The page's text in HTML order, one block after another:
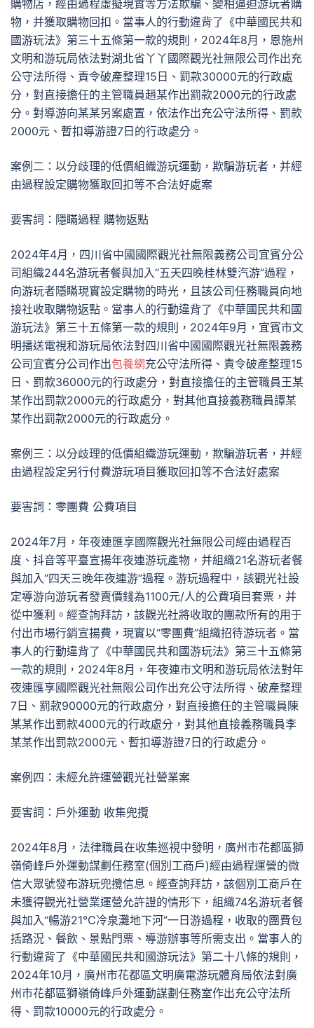
購物店，經由過程虛擬現實等方法欺騙、變相逼迫游玩者購
物，并獲取購物回扣。當事人的行動違背了《中華國民共和
國游玩法》第三十五條第一款的規則，2024年8月，恩施州
文明和游玩局依法對湖北省丫丫國際觀光社無限公司作出充
公守法所得、責令破產整理15日、罰款30000元的行政處
分，對直接擔任的主管職員趙某作出罰款2000元的行政處
分。對導游向某某另案處置，依法作出充公守法所得、罰款
2000元、暫扣導游證7日的行政處分。
案例二：以分歧理的低價組織游玩運動，欺騙游玩者，并經
由過程設定購物獲取回扣等不合法好處案
要害詞：隱瞞過程 購物返點
2024年4月，四川省中國國際觀光社無限義務公司宜賓分公
司組織244名游玩者餐與加入“五天四晚桂林雙汽游”過程，
向游玩者隱瞞現實設定購物的時光，且該公司任務職員向地
接社收取購物返點。當事人的行動違背了《中華國民共和國
游玩法》第三十五條第一款的規則，2024年9月，宜賓市文
明播送電視和游玩局依法對四川省中國國際觀光社無限義務
公司宜賓分公司作出包養網充公守法所得、責令破產整理15
日、罰款36000元的行政處分，對直接擔任的主管職員王某
某作出罰款2000元的行政處分，對其他直接義務職員譚某
某作出罰款2000元的行政處分。
案例三：以分歧理的低價組織游玩運動，欺騙游玩者，并經
由過程設定另行付費游玩項目獲取回扣等不合法好處案
要害詞：零團費 公費項目
2024年7月，年夜連匯享國際觀光社無限公司經由過程百
度、抖音等平臺宣揚年夜連游玩產物，并組織21名游玩者餐
與加入“四天三晚年夜連游”過程。游玩過程中，該觀光社設
定導游向游玩者發賣價錢為1100元/人的公費項目套票，并
從中獲利。經查詢拜訪，該觀光社將收取的團款所有的用于
付出市場行銷宣揚費，現實以“零團費”組織招待游玩者。當
事人的行動違背了《中華國民共和國游玩法》第三十五條第
一款的規則，2024年8月，年夜連市文明和游玩局依法對年
夜連匯享國際觀光社無限公司作出充公守法所得、破產整理
7日、罰款90000元的行政處分，對直接擔任的主管職員陳
某某作出罰款4000元的行政處分，對其他直接義務職員李
某某作出罰款2000元、暫扣導游證7日的行政處分。
案例四：未經允許運營觀光社營業案
要害詞：戶外運動 收集兜攬
2024年8月，法律職員在收集巡視中發明，廣州市花都區獅
嶺倚峰戶外運動謀劃任務室(個別工商戶)經由過程運營的微
信大眾號發布游玩兜攬信息。經查詢拜訪，該個別工商戶在
未獲得觀光社營業運營允許證的情形下，組織74名游玩者餐
與加入“暢游21℃冷泉灘地下河”一日游過程，收取的團費包
括路況、餐飲、景點門票、導游辦事等所需支出。當事人的
行動違背了《中華國民共和國游玩法》第二十八條的規則，
2024年10月，廣州市花都區文明廣電游玩體育局依法對廣
州市花都區獅嶺倚峰戶外運動謀劃任務室作出充公守法所
得、罰款10000元的行政處分。